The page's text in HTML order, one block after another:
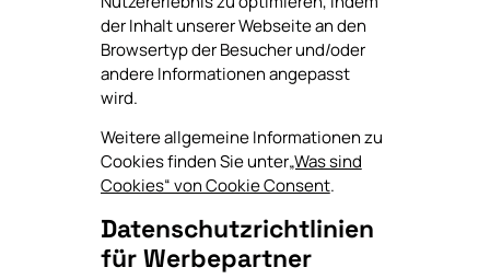
der Inhalt unserer Webseite an den
Browsertyp der Besucher und/oder
andere Informationen angepasst
wird.
Weitere allgemeine Informationen zu
Cookies finden Sie unter„Was sind
Cookies“ von Cookie Consent.
Datenschutzrichtlinien
für Werbepartner